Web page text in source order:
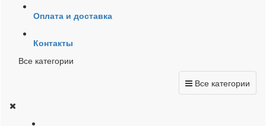
Оплата и доставка
Контакты
Все категории
Все категории